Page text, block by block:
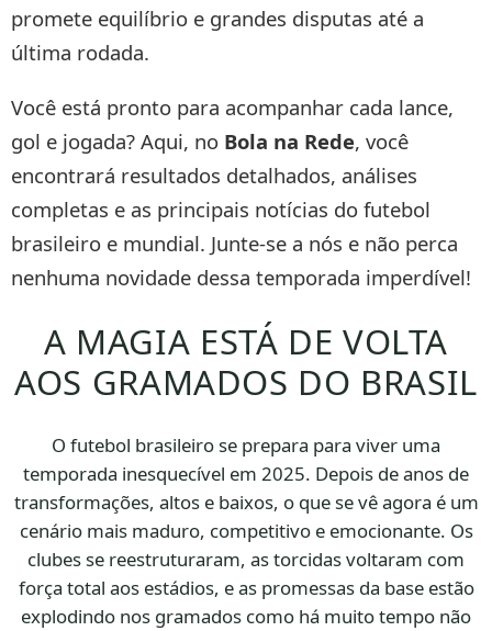
promete equilíbrio e grandes disputas até a
última rodada.
Você está pronto para acompanhar cada lance,
gol e jogada? Aqui, no Bola na Rede, você
encontrará resultados detalhados, análises
completas e as principais notícias do futebol
brasileiro e mundial. Junte-se a nós e não perca
nenhuma novidade dessa temporada imperdível!
A MAGIA ESTÁ DE VOLTA
AOS GRAMADOS DO BRASIL
O futebol brasileiro se prepara para viver uma
temporada inesquecível em 2025. Depois de anos de
transformações, altos e baixos, o que se vê agora é um
cenário mais maduro, competitivo e emocionante. Os
clubes se reestruturaram, as torcidas voltaram com
força total aos estádios, e as promessas da base estão
explodindo nos gramados como há muito tempo não